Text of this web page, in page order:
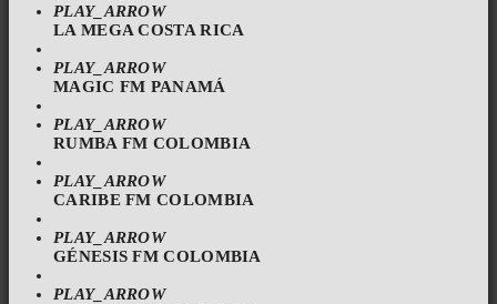
PLAY_ARROW
LA MEGA COSTA RICA
PLAY_ARROW
MAGIC FM PANAMÁ
PLAY_ARROW
RUMBA FM COLOMBIA
PLAY_ARROW
CARIBE FM COLOMBIA
PLAY_ARROW
GÉNESIS FM COLOMBIA
PLAY_ARROW